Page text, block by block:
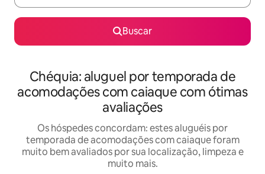
Buscar
Chéquia: aluguel por temporada de
acomodações com caiaque com ótimas
avaliações
Os hóspedes concordam: estes aluguéis por
temporada de acomodações com caiaque foram
muito bem avaliados por sua localização, limpeza e
muito mais.